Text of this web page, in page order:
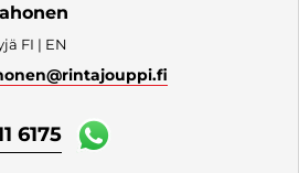
FI | EN
@rintajouppi.fi
6175